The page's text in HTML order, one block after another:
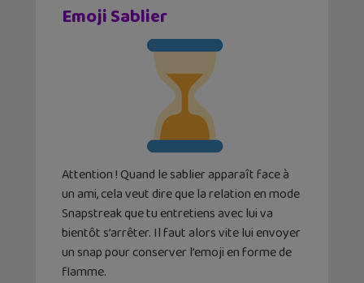
Emoji Sablier
Attention ! Quand le sablier apparaît face à
un ami, cela veut dire que la relation en mode
Snapstreak que tu entretiens avec lui va
bientôt s’arrêter. Il faut alors vite lui envoyer
un snap pour conserver l’emoji en forme de
flamme.